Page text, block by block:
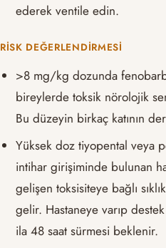
ederek ventile edin.
RISK DEĞERLENDIRMESI
>8 mg/kg dozunda
bireylerde toksik nörolojik
Bu düzeyin birkaç katının
Yüksek doz tiyopental veya
intihar girişiminde bulunan
gelişen toksisiteye bağlı
gelir. Hastaneye varıp
ila 48 saat sürmesi beklenir.